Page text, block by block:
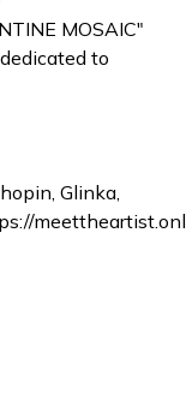
MOSAIC"
to
Glinka,
meettheartist.onl